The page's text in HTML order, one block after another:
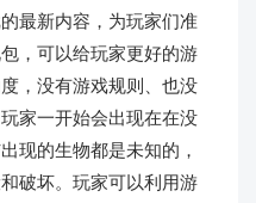
最新内容，为玩家们准
，可以给玩家更好的游
，没有游戏规则、也没
家一开始会出现在在没
现的生物都是未知的，
破坏。玩家可以利用游